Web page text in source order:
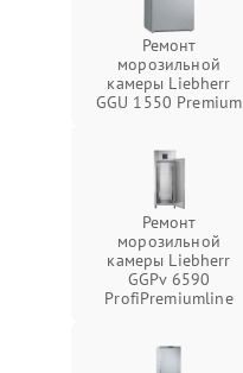
Ремонт
морозильной
камеры Liebherr
GGU 1550 Premium
Ремонт
морозильной
камеры Liebherr
GGPv 6590
ProfiPremiumline